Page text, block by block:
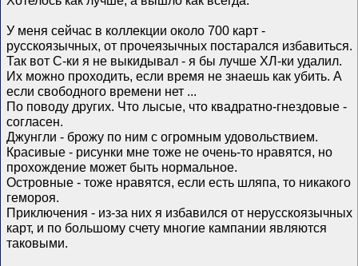
У меня сейчас в коллекции около 700 карт -
русскоязычных, от прочеязычных постарался избавиться.
Так вот С-ки я не выкидывал - я бы лучше ХЛ-ки удалил.
Их можно проходить, если время не знаешь как убить. А
если свободного времени нет ...
По поводу других. Что лысые, что квадратно-гнездовые -
согласен.
Джунгли - брожу по ним с огромным удовольствием.
Красивые - рисунки мне тоже не очень-то нравятся, но
прохождение может быть нормальное.
Островные - тоже нравятся, если есть шляпа, то никакого
гемороя.
Приключения - из-за них я избавился от нерусскоязычных
карт, и по большому счету многие кампании являются
таковыми.